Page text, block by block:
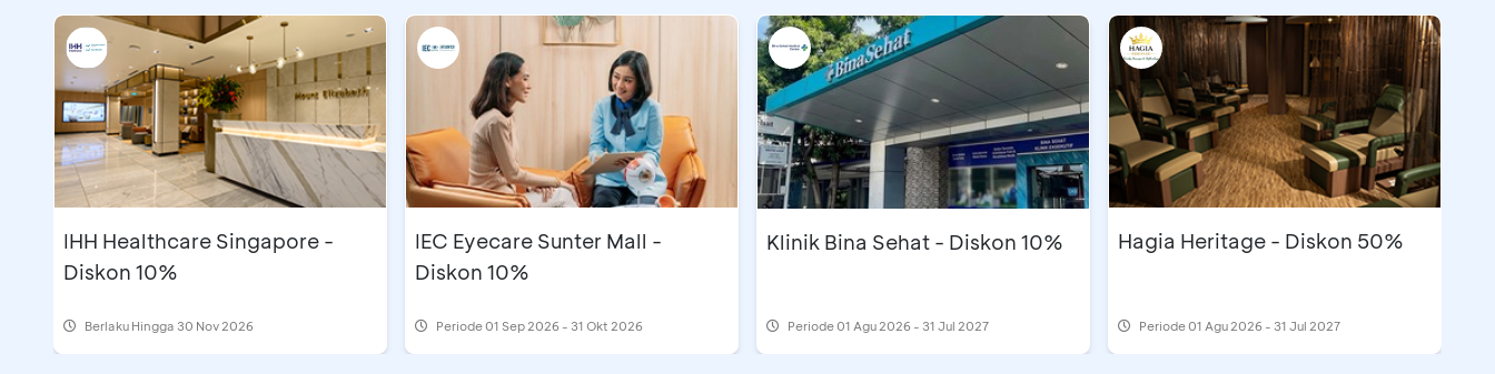
IHH Healthcare Singapore -
Diskon 10%
Berlaku Hingga 30 Nov 2026
IEC Eyecare Sunter Mall -
Diskon 10%
Periode01 Sep 2026 - 31 Okt 2026
Klinik Bina Sehat - Diskon 10%
Periode01 Agu 2026 - 31 Jul 2027
Hagia Heritage - Diskon 50%
Periode01 Agu 2026 - 31 Jul 2027